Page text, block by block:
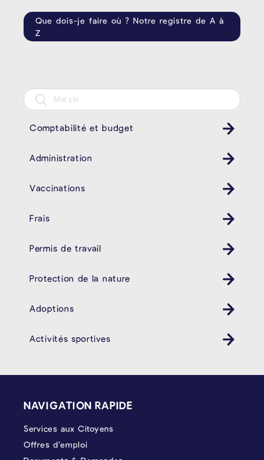
Que dois-je faire où ? Notre registre de A à
Z
Comptabilité et budget
Administration
Vaccinations
Frais
Permis de travail
Protection de la nature
Adoptions
Activités sportives
NAVIGATION RAPIDE
Services aux Citoyens
Offres d’emploi